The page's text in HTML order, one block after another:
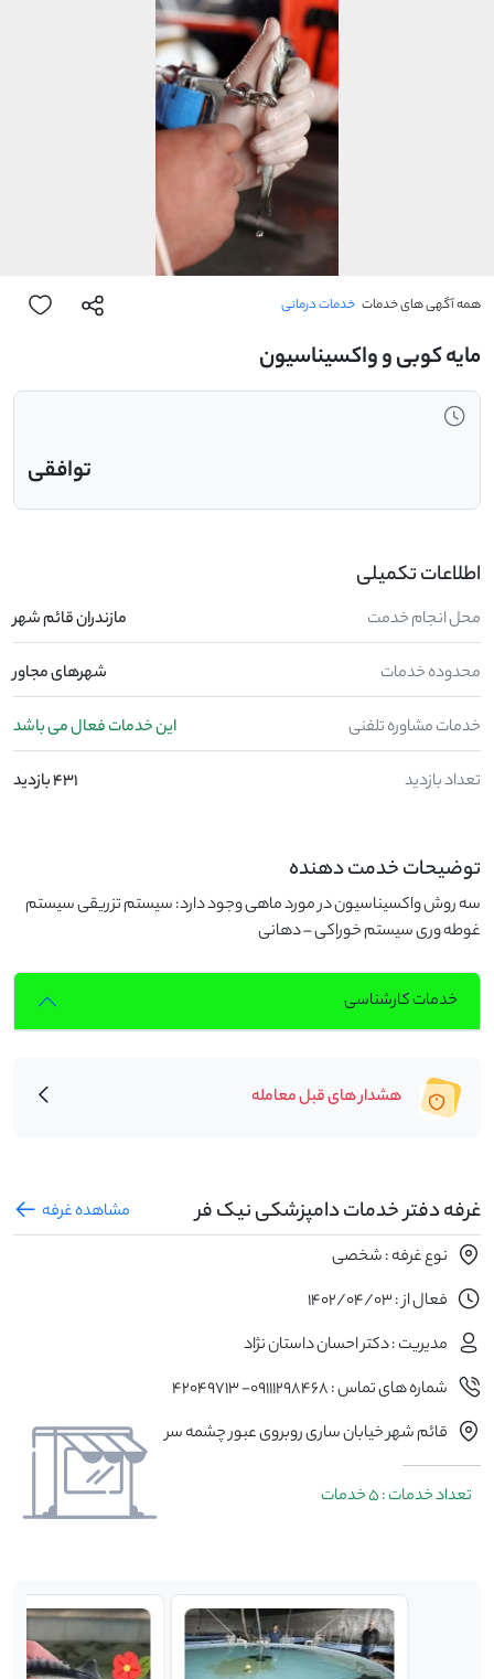
همه آگهی های خدمات خدمات درمانی
مایه کوبی و واکسیناسیون
توافقی
اطلاعات تکمیلی
محل انجام خدمت مازندران قائم شهر
محدوده خدمات شهرهای مجاور
خدمات مشاوره تلفنی این خدمات فعال می باشد
تعداد بازدید 431 بازدید
توضیحات خدمت دهنده
سه روش واکسیناسیون در مورد ماهی وجود دارد: سیستم تزریقی سیستم
غوطه وری سیستم خوراکی – دهانی
خدمات کارشناسی
هشدار های قبل معامله
غرفه دفتر خدمات دامپزشکی نیک فر
مشاهده غرفه
نوع غرفه : شخصی
فعال از : 1402/04/03
مدیریت : دکتر احسان داستان نژاد
شماره های تماس : 09111298468- 42049713
قائم شهر خیابان ساری روبروی عبور چشمه سر
تعداد خدمات : 5 خدمات